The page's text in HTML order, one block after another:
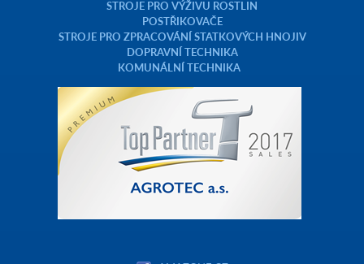
STROJE PRO VÝŽIVU ROSTLIN
POSTŘIKOVAČE
STROJE PRO ZPRACOVÁNÍ STATKOVÝCH HNOJIV
DOPRAVNÍ TECHNIKA
KOMUNÁLNÍ TECHNIKA